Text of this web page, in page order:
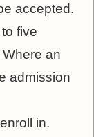
accepted.
five
an
admission
in.